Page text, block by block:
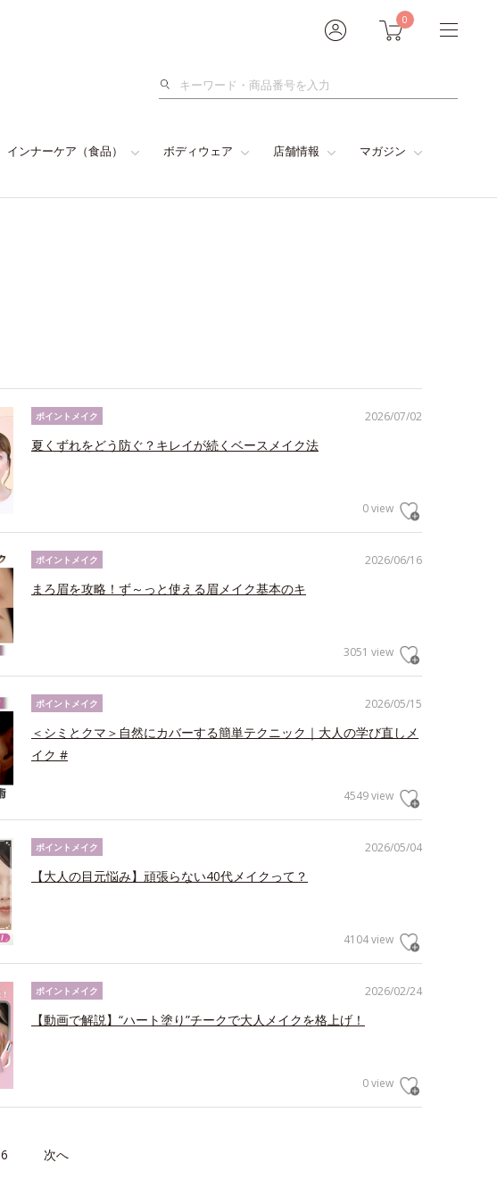
0
検
インナーケア（食品） ボディウェア 店舗情報 マガジン
2026/07/02
ポイントメイク
夏くずれをどう防ぐ？キレイが続くベースメイク法
0 view
2026/06/16
ポイントメイク
まろ眉を攻略！ず～っと使える眉メイク基本のキ
3051 view
2026/05/15
ポイントメイク
＜シミとクマ＞自然にカバーする簡単テクニック｜大人の学び直しメ
イク #
4549 view
2026/05/04
ポイントメイク
【大人の目元悩み】頑張らない40代メイクって？
4104 view
2026/02/24
ポイントメイク
【動画で解説】“ハート塗り”チークで大人メイクを格上げ！
0 view
6 次へ